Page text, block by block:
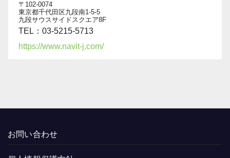
〒102-0074
東京都千代田区九段南1-5-5
九段サウスサイドスクエア8F
TEL：03-5215-5713
https://www.navit-j.com/
お問い合わせ